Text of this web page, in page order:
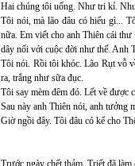
Hai chúng tôi uống. Như tri kỉ.
Tôi nói, mà lão đâu có hiểu gì...
nữa. Em viết cho anh Thiên cái
dây nối với cuộc đời như thế. Anh
Tôi nói. Rồi tôi khóc. Lão Rụt vỗ
ra, trắng như sữa đục.
Tôi say mèm đêm đó. Lết về được
Sau này anh Thiên nói, anh tưởng
Giờ ngồi đây. Tôi đâu có kể cho
Trước ngày chết thảm, Triết đã